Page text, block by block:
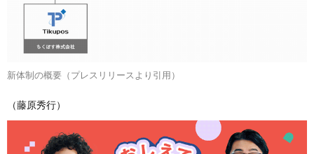
新体制の概要（プレスリリースより引用）
（藤原秀行）